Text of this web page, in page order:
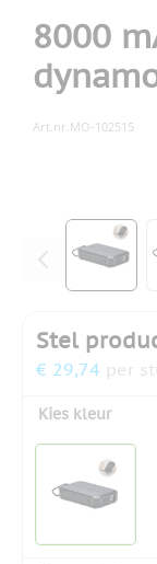
8000
Art.nr. MO-102515
View
Stel
€ 29,74 per
Kies kleur